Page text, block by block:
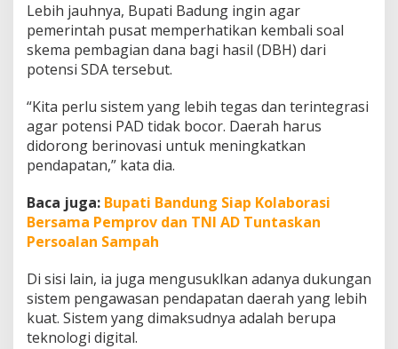
a
l
Lebih jauhnya, Bupati Badung ingin agar
pemerintah pusat memperhatikan kembali soal
skema pembagian dana bagi hasil (DBH) dari
potensi SDA tersebut.
“Kita perlu sistem yang lebih tegas dan terintegrasi
agar potensi PAD tidak bocor. Daerah harus
didorong berinovasi untuk meningkatkan
pendapatan,” kata dia.
Baca juga: Bupati Bandung Siap Kolaborasi
Bersama Pemprov dan TNI AD Tuntaskan
Persoalan Sampah
Di sisi lain, ia juga mengusuklkan adanya dukungan
sistem pengawasan pendapatan daerah yang lebih
kuat. Sistem yang dimaksudnya adalah berupa
teknologi digital.